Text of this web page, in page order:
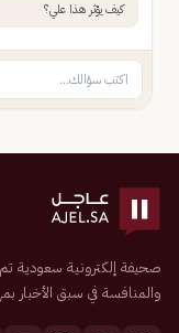
كيف يؤثر هذا علي؟
والمنافسة في سبق الأخبار